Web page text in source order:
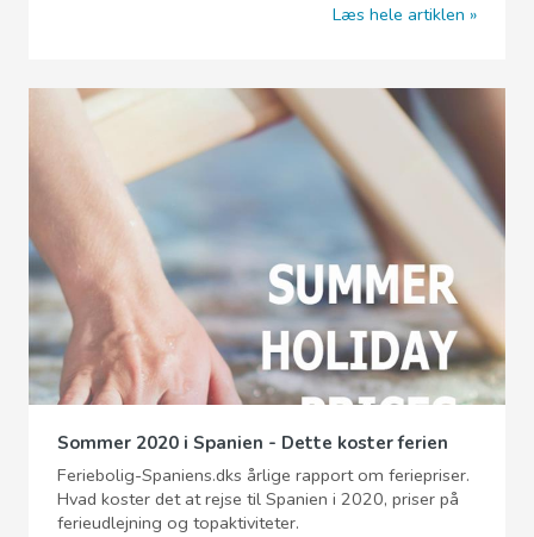
Læs hele artiklen
Sommer 2020 i Spanien - Dette koster ferien
Feriebolig-Spaniens.dks årlige rapport om feriepriser.
Hvad koster det at rejse til Spanien i 2020, priser på
ferieudlejning og topaktiviteter.